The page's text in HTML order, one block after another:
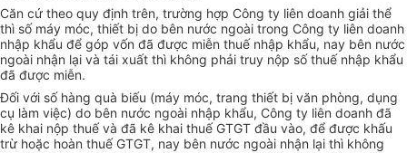
Căn cứ theo quy định trên, trường hợp Công ty liên doanh giải thể
thì số máy móc, thiết bị do bên nước ngoài trong Công ty liên doanh
nhập khẩu để góp vốn đã được miễn thuế nhập khẩu, nay bên nước
ngoài nhận lại và tái xuất thì không phải truy nộp số thuế nhập khẩu
đã được miễn.
Đối với số hàng quà biếu (máy móc, trang thiết bị văn phòng, dụng
cụ làm việc) do bên nước ngoài nhập khẩu, Công ty liên doanh đã
kê khai nộp thuế và đã kê khai thuế GTGT đầu vào, để được khấu
trừ hoặc hoàn thuế GTGT, nay bên nước ngoài nhận lại thì không